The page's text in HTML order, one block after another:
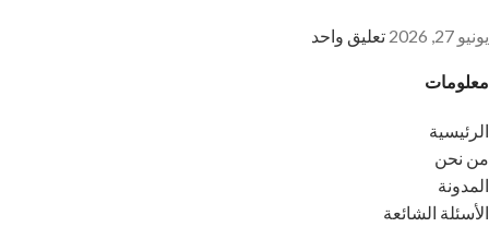
يونيو 27, 2026 تعليق واحد
معلومات
الرئيسية
من نحن
المدونة
الأسئلة الشائعة